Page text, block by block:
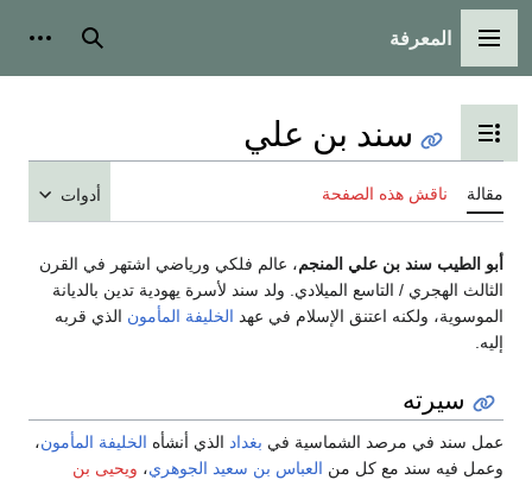
القائمة الرئيسية
المعرفة بحث
تبديل عرض جدول المحتويات
سند بن علي
مقالة ناقش هذه الصفحة أدوات
أبو الطيب سند بن علي المنجم، عالم فلكي ورياضي اشتهر في القرن
الثالث الهجري / التاسع الميلادي. ولد سند لأسرة يهودية تدين بالديانة
الموسوية، ولكنه اعتنق الإسلام في عهد الخليفة المأمون الذي قربه
إليه.
سيرته
عمل سند في مرصد الشماسية في بغداد الذي أنشأه الخليفة المأمون،
وعمل فيه سند مع كل من العباس بن سعيد الجوهري، ويحيى بن